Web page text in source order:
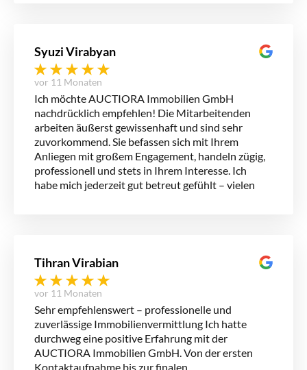
Syuzi Virabyan
vor 11 Monaten
Ich möchte AUCTIORA Immobilien GmbH
nachdrücklich empfehlen! Die Mitarbeitenden
arbeiten äußerst gewissenhaft und sind sehr
zuvorkommend. Sie befassen sich mit Ihrem
Anliegen mit großem Engagement, handeln zügig,
professionell und stets in Ihrem Interesse. Ich
habe mich jederzeit gut betreut gefühlt – vielen
Tihran Virabian
vor 11 Monaten
Sehr empfehlenswert – professionelle und
zuverlässige Immobilienvermittlung Ich hatte
durchweg eine positive Erfahrung mit der
AUCTIORA Immobilien GmbH. Von der ersten
Kontaktaufnahme bis zur finalen